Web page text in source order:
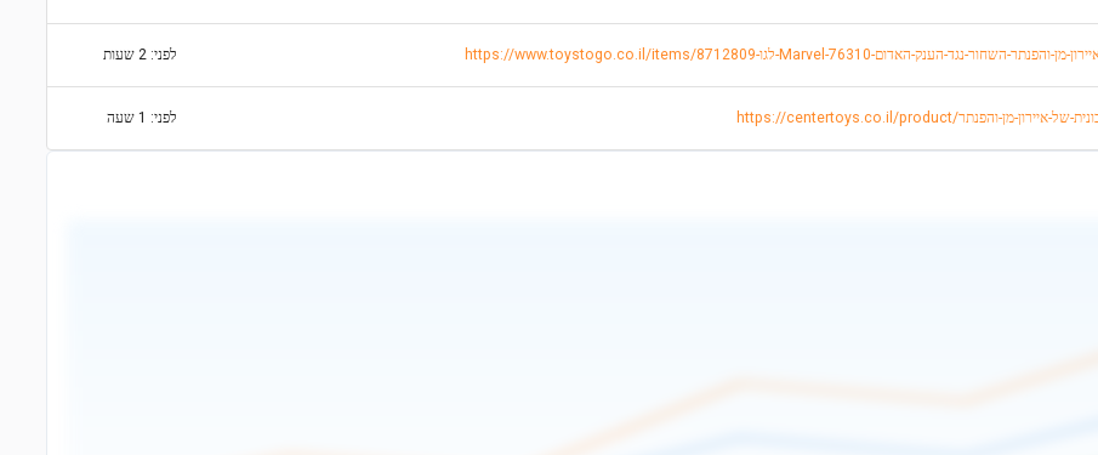
לפני: 2 שעות
לפני: 1 שעה